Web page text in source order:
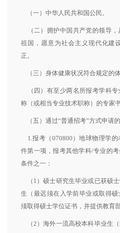
（一）中华人民共和国公民。
（二）拥护中国共产党的领导，
祖国，愿意为社会主义现代化建
正。
（三）身体健康状况符合规定的
（四）有至少两名所报考学科专
称（或相当专业技术职称）的专家
（五）通过“普通招考”方式申请
1.报考（070800）地球物理学的
件第一项，报考其他学科/专业的
条件之一：
（1）硕士研究生毕业或已获硕
生（最迟须在入学前毕业或取得
须取得硕士学位证书，并提供教育
（2）海外一流高校本科毕业生